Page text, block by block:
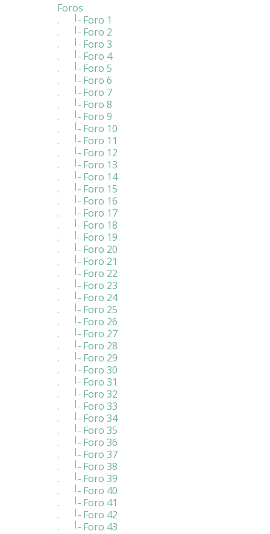
Foros
.
|_ Foro 1
.
|_ Foro 2
.
|_ Foro 3
.
|_ Foro 4
.
|_ Foro 5
.
|_ Foro 6
.
|_ Foro 7
.
|_ Foro 8
.
|_ Foro 9
.
|_ Foro 10
.
|_ Foro 11
.
|_ Foro 12
.
|_ Foro 13
.
|_ Foro 14
.
|_ Foro 15
.
|_ Foro 16
.
|_ Foro 17
.
|_ Foro 18
.
|_ Foro 19
.
|_ Foro 20
.
|_ Foro 21
.
|_ Foro 22
.
|_ Foro 23
.
|_ Foro 24
.
|_ Foro 25
.
|_ Foro 26
.
|_ Foro 27
.
|_ Foro 28
.
|_ Foro 29
.
|_ Foro 30
.
|_ Foro 31
.
|_ Foro 32
.
|_ Foro 33
.
|_ Foro 34
.
|_ Foro 35
.
|_ Foro 36
.
|_ Foro 37
.
|_ Foro 38
.
|_ Foro 39
.
|_ Foro 40
.
|_ Foro 41
.
|_ Foro 42
.
|_ Foro 43